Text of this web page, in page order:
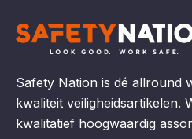
Safety Nation is dé allround
kwaliteit veiligheidsartikelen.
kwalitatief hoogwaardig